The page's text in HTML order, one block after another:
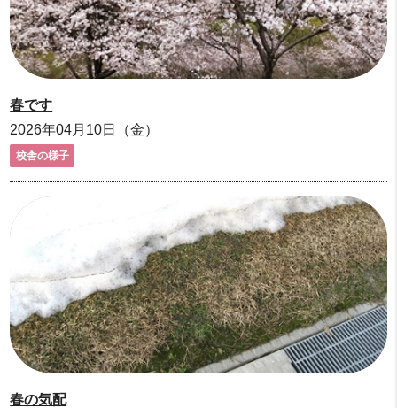
春です
2026年04月10日（金）
校舎の様子
春の気配